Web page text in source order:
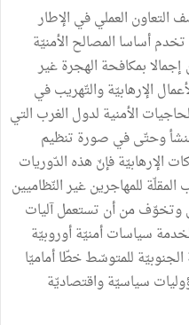
5 + 5 كذلك وصف التعاون العملي في الإطار
أساسا المصالح الأمنيّة
بمكافحة الهجرة غير
الإرهابيّة والتّهريب في
الأمنية لدول الغرب التي
وحتّى في صورة تنظيم
الإرهابيّة فإنّ هذه الدّوريات
للمهاجرين غير النّظاميين
وتخوّف من أن تستعمل آليات
لخدمة سياسات أمنيّة أوروبيّة
للمتوسّط خطّا أماميّا
سياسيّة واقتصاديّة